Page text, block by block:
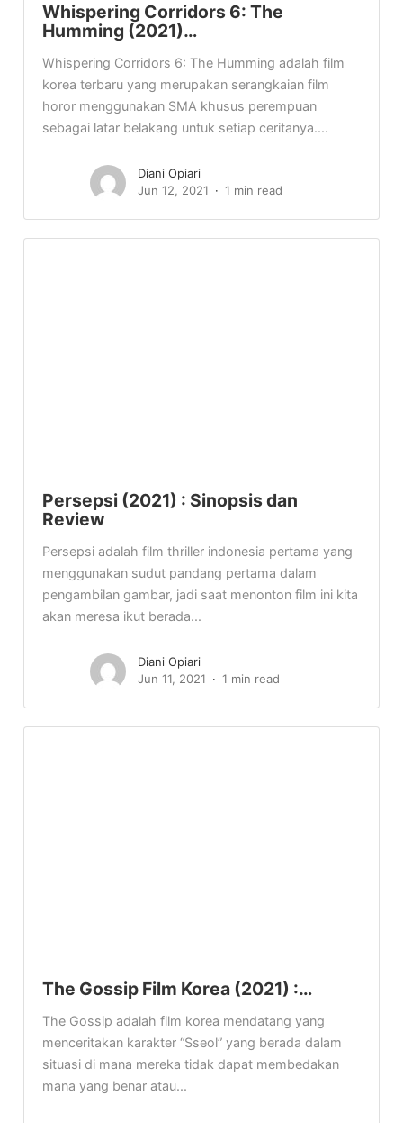
Whispering Corridors 6: The
Humming (2021)…
Whispering Corridors 6: The Humming adalah film
korea terbaru yang merupakan serangkaian film
horor menggunakan SMA khusus perempuan
sebagai latar belakang untuk setiap ceritanya....
Diani Opiari
Jun 12, 2021
1 min read
Persepsi (2021) : Sinopsis dan
Review
Persepsi adalah film thriller indonesia pertama yang
menggunakan sudut pandang pertama dalam
pengambilan gambar, jadi saat menonton film ini kita
akan meresa ikut berada...
Diani Opiari
Jun 11, 2021
1 min read
The Gossip Film Korea (2021) :…
The Gossip adalah film korea mendatang yang
menceritakan karakter “Sseol” yang berada dalam
situasi di mana mereka tidak dapat membedakan
mana yang benar atau...